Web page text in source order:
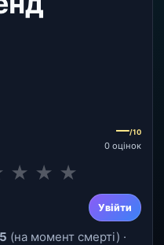
—/10
0 оцінок
★ ★ ★
Увійти
(на момент смерті) ·